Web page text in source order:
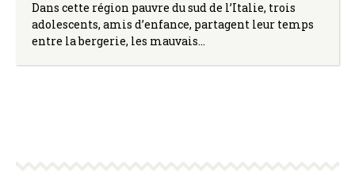
Dans cette région pauvre du sud de l’Italie, trois
adolescents, amis d’enfance, partagent leur temps
entre la bergerie, les mauvais…